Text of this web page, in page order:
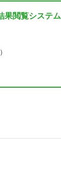
果閲覧システム